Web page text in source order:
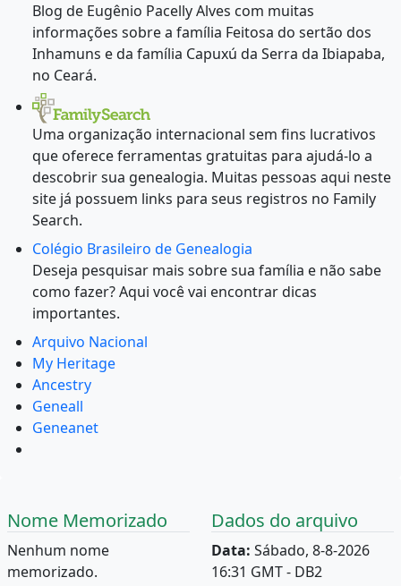
Blog de Eugênio Pacelly Alves com muitas
informações sobre a família Feitosa do sertão dos
Inhamuns e da família Capuxú da Serra da Ibiapaba,
no Ceará.
Uma organização internacional sem fins lucrativos
que oferece ferramentas gratuitas para ajudá-lo a
descobrir sua genealogia. Muitas pessoas aqui neste
site já possuem links para seus registros no Family
Search.
Colégio Brasileiro de Genealogia
Deseja pesquisar mais sobre sua família e não sabe
como fazer? Aqui você vai encontrar dicas
importantes.
Arquivo Nacional
My Heritage
Ancestry
Geneall
Geneanet
Nome Memorizado
Nenhum nome
memorizado.
Dados do arquivo
Data: Sábado, 8-8-2026
16:31 GMT - DB2